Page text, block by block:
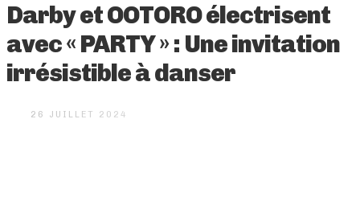
Darby et OOTORO électrisent
avec « PARTY » : Une invitation
irrésistible à danser
26 JUILLET 2024